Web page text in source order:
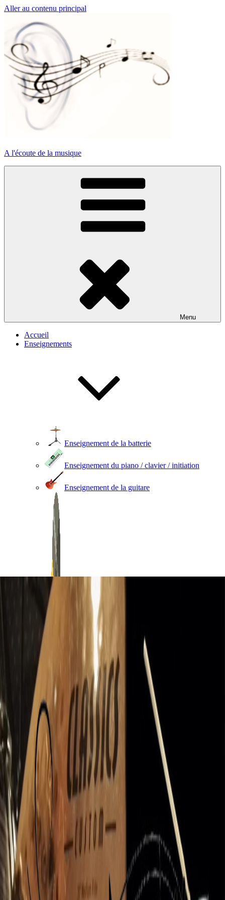
Aller au contenu principal
A l'écoute de la musique
Menu
Accueil
Enseignements
Enseignement de la batterie
Enseignement du piano / clavier / initiation
Enseignement de la guitare
Enseignement du Chant